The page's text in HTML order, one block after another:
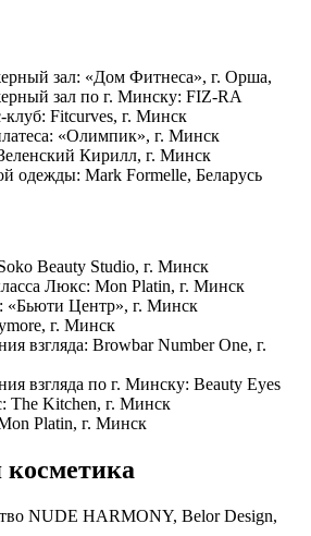
зал: «Дом Фитнеса», г. Орша,
зал по г. Минску: FIZ-RA
Fitcurves, г. Минск
«Олимпик», г. Минск
Кирилл, г. Минск
одежды: Mark Formelle, Беларусь
Beauty Studio, г. Минск
Люкс: Mon Platin, г. Минск
«Бьюти Центр», г. Минск
г. Минск
взгляда: Browbar Number One, г.
взгляда по г. Минску: Beauty Eyes
The Kitchen, г. Минск
Platin, г. Минск
косметика
NUDE HARMONY, Belor Design,